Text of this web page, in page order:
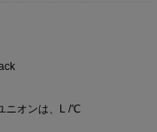
ニオンは、L /℃